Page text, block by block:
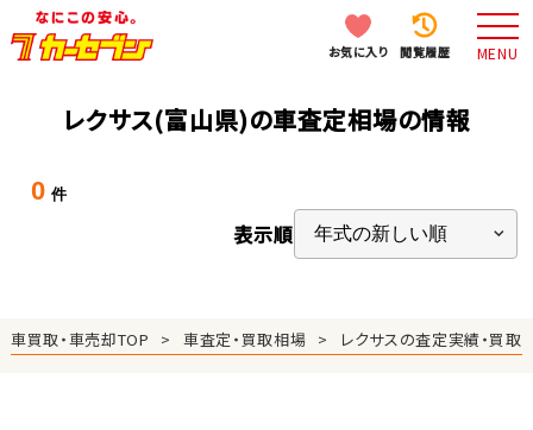
お気に入り 閲覧履歴 MENU
レクサス(富山県)の車査定相場の情報
0 件
表示順
車買取・車売却TOP 車査定・買取相場 レクサスの査定実績・買取